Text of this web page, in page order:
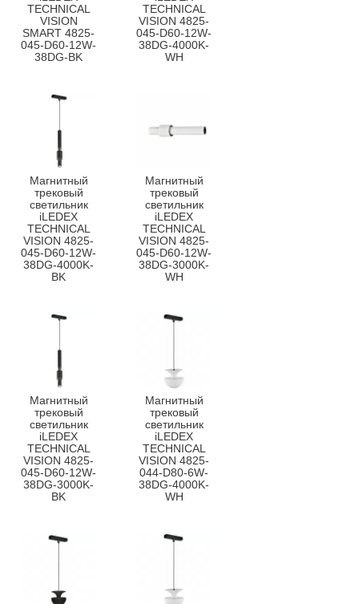
TECHNICAL
VISION
SMART 4825-
045-D60-12W-
38DG-BK
TECHNICAL
VISION 4825-
045-D60-12W-
38DG-4000K-
WH
Магнитный
трековый
светильник
iLEDEX
TECHNICAL
VISION 4825-
045-D60-12W-
38DG-4000K-
BK
Магнитный
трековый
светильник
iLEDEX
TECHNICAL
VISION 4825-
045-D60-12W-
38DG-3000K-
WH
Магнитный
трековый
светильник
iLEDEX
TECHNICAL
VISION 4825-
045-D60-12W-
38DG-3000K-
BK
Магнитный
трековый
светильник
iLEDEX
TECHNICAL
VISION 4825-
044-D80-6W-
38DG-4000K-
WH